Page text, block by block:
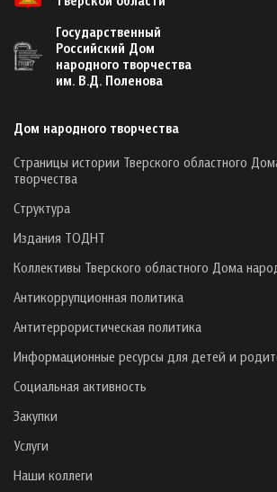
Государственный
Российский Дом
народного творчества
им. В.Д. Поленова
Дом народного творчества
Страницы истории Тверского областного
творчества
Структура
Издания ТОДНТ
Коллективы Тверского областного Дома
Антикоррупционная политика
Антитеррористическая политика
Информационные ресурсы для детей и
Социальная активность
Закупки
Услуги
Наши коллеги